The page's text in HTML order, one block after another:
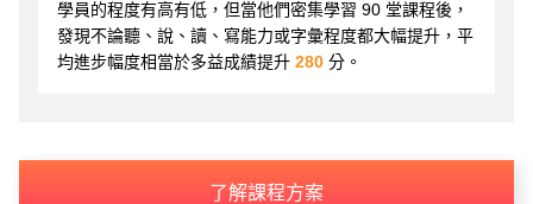
學員的程度有高有低，但當他們密集學習 90 堂課程後，
發現不論聽、說、讀、寫能力或字彙程度都大幅提升，平
均進步幅度相當於多益成績提升 280 分。
了解課程方案